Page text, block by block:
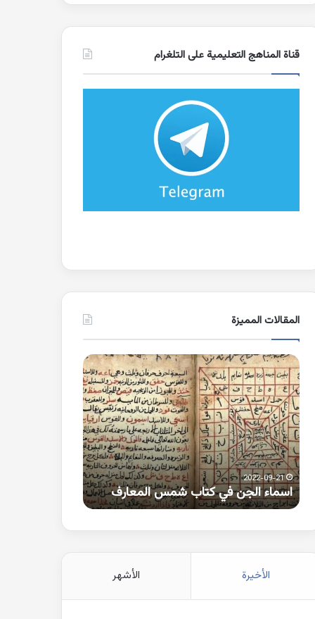
قناة المناهج التعليمية على التلغرام
المقالات المميزة
اسماء
الجن
في
كتاب
شمس
المعارف
2022-09-21
اسماء الجن في كتاب شمس المعارف
كلمات
بها
همزة
متطرفة
على
الواو
الأخيرة الأشهر